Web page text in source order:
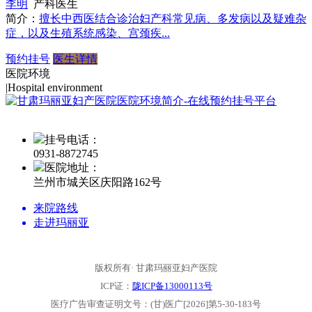
李明
产科医生
简介： 擅长中西医结合诊治妇产科常见病、多发病以及疑难杂
症，以及生殖系统感染、宫颈疾...
预约挂号 医生详情
医院环境
|Hospital environment
挂号电话：
0931-8872745
医院地址：
兰州市城关区庆阳路162号
来院路线
走进玛丽亚
版权所有· 甘肃玛丽亚妇产医院
ICP证： 陇ICP备13000113号
医疗广告审查证明文号：(甘)医广[2026]第5-30-183号